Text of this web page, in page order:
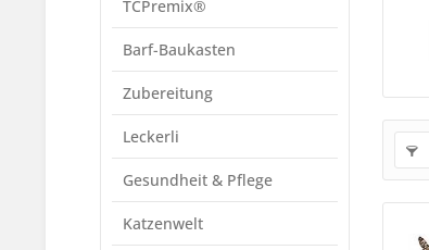
TCPremix®
Barf-Baukasten
Zubereitung
Leckerli
Gesundheit & Pflege
Katzenwelt